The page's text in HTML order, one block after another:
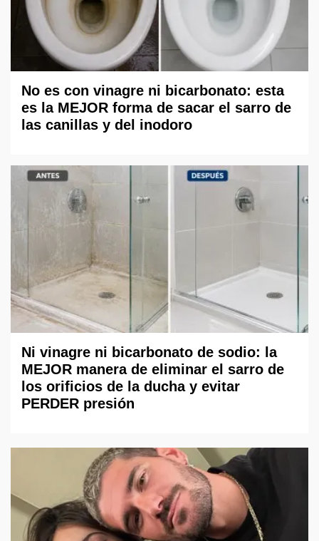
No es con vinagre ni bicarbonato: esta
es la MEJOR forma de sacar el sarro de
las canillas y del inodoro
Ni vinagre ni bicarbonato de sodio: la
MEJOR manera de eliminar el sarro de
los orificios de la ducha y evitar
PERDER presión